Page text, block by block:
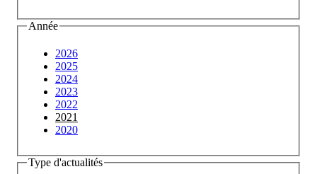
Année
2026
2025
2024
2023
2022
2021
2020
Type d'actualités